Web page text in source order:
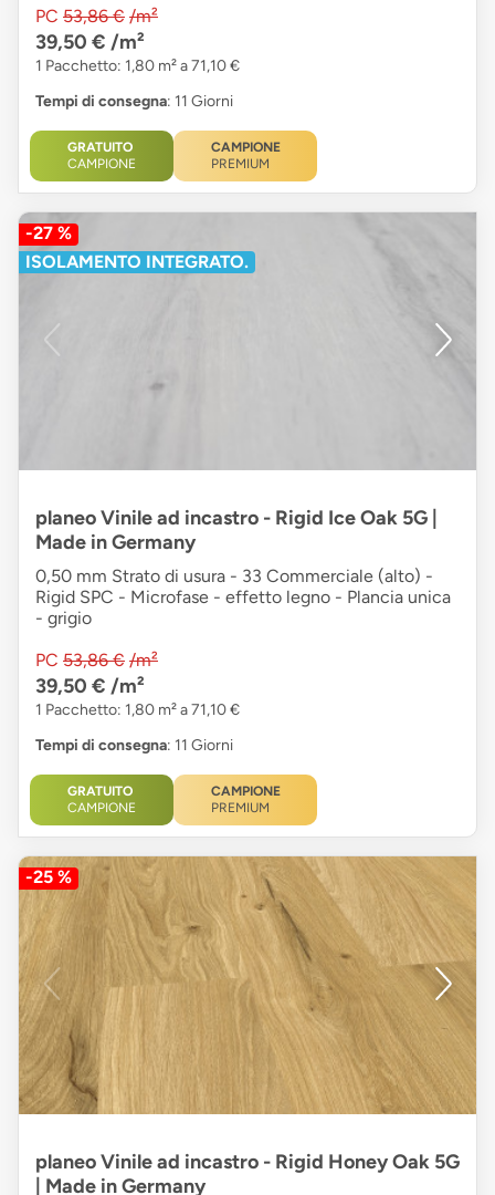
PC 53,86 € /m²
39,50 € /m²
1 Pacchetto: 1,80 m² a 71,10 €
Tempi di consegna: 11 Giorni
GRATUITO
CAMPIONE
CAMPIONE
PREMIUM
-27 %
ISOLAMENTO INTEGRATO.
planeo Vinile ad incastro - Rigid Ice Oak 5G |
Made in Germany
0,50 mm Strato di usura - 33 Commerciale (alto) -
Rigid SPC - Microfase - effetto legno - Plancia unica
- grigio
PC 53,86 € /m²
39,50 € /m²
1 Pacchetto: 1,80 m² a 71,10 €
Tempi di consegna: 11 Giorni
GRATUITO
CAMPIONE
CAMPIONE
PREMIUM
-25 %
planeo Vinile ad incastro - Rigid Honey Oak 5G
| Made in Germany